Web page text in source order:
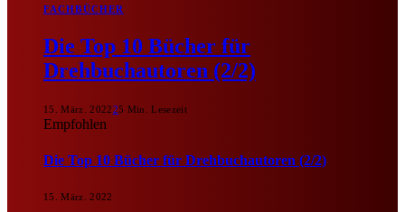
FACHBÜCHER
Die Top 10 Bücher für
Drehbuchautoren (2/2)
15. März. 202225 Min. Lesezeit
Empfohlen
Die Top 10 Bücher für Drehbuchautoren (2/2)
15. März. 2022